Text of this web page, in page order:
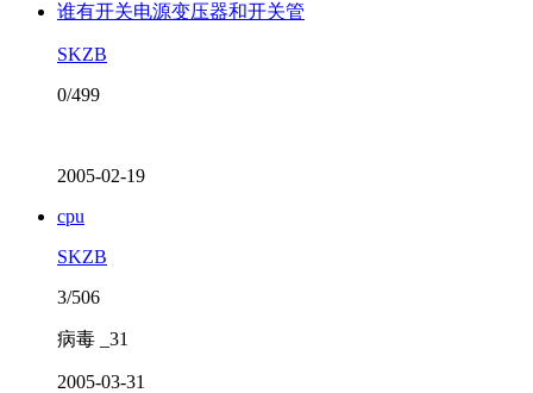
谁有开关电源变压器和开关管
SKZB
0/499
2005-02-19
cpu
SKZB
3/506
病毒 _31
2005-03-31